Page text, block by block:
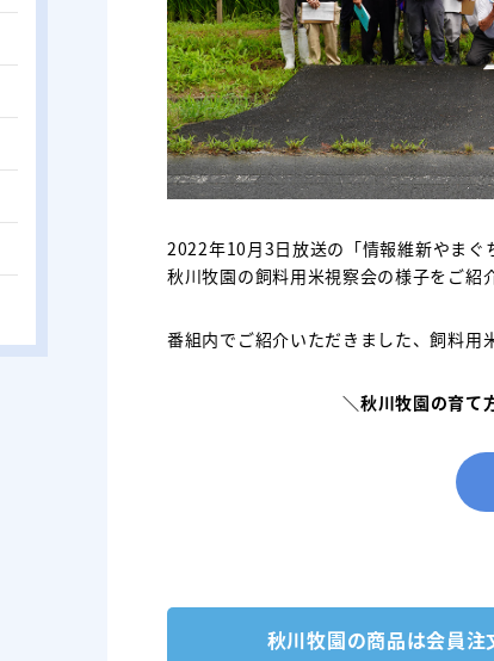
2022年10月3日放送の「情報維新やまぐ
秋川牧園の飼料用米視察会の様子をご紹
番組内でご紹介いただきました、飼料用
＼秋川牧園の育て
秋川牧園の商品は会員注